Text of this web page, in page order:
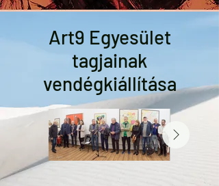
Art9 Egyesület
tagjainak
vendégkiállítása